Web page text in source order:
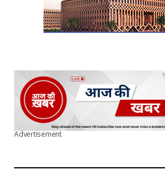
Advertisement